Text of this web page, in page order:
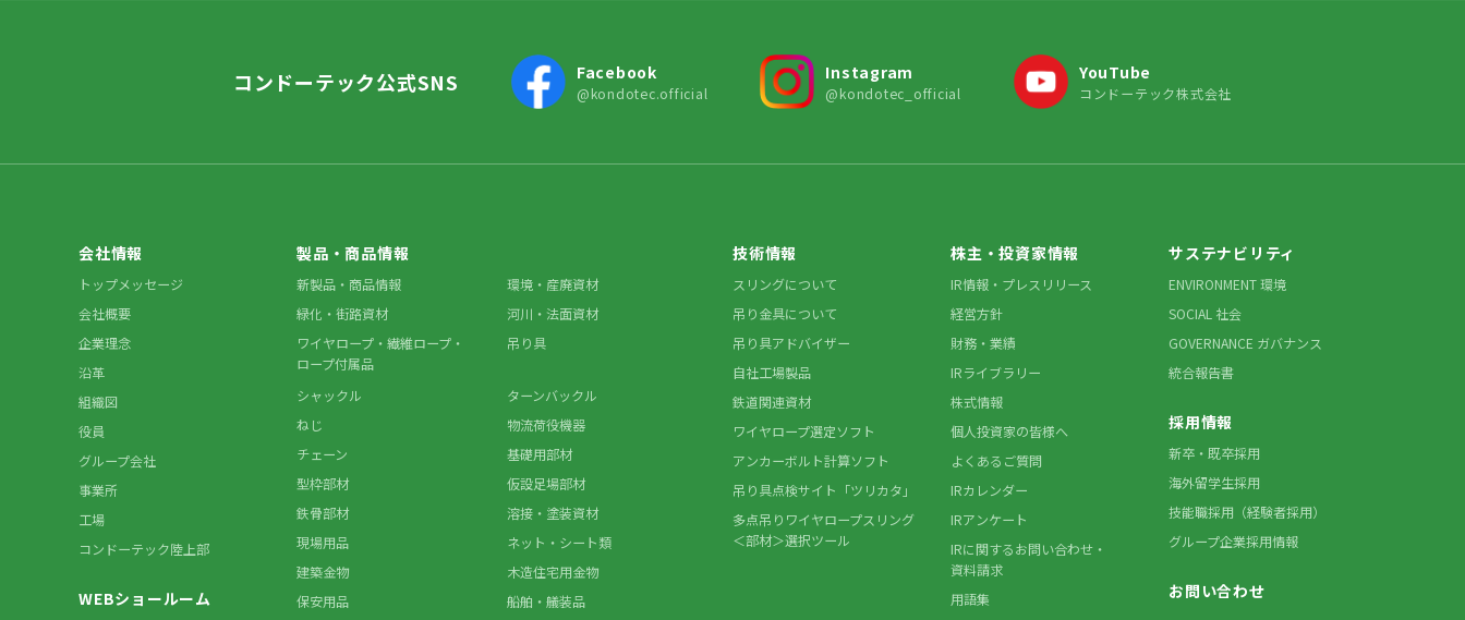
コンドーテック公式SNS Facebook
@kondotec.official
Instagram
@kondotec_official
YouTube
コンドーテック株式会社
会社情報
トップメッセージ
会社概要
企業理念
沿革
組織図
役員
グループ会社
事業所
工場
コンドーテック陸上部
WEBショールーム
製品・商品情報
新製品・商品情報
環境・産廃資材
緑化・街路資材
河川・法面資材
ワイヤロープ・繊維ロープ・
ロープ付属品
吊り具
シャックル
ターンバックル
ねじ
物流荷役機器
チェーン
基礎用部材
型枠部材
仮設足場部材
鉄骨部材
溶接・塗装資材
現場用品
ネット・シート類
建築金物
木造住宅用金物
保安用品
船舶・艤装品
技術情報
スリングについて
吊り金具について
吊り具アドバイザー
自社工場製品
鉄道関連資材
ワイヤロープ選定ソフト
アンカーボルト計算ソフト
吊り具点検サイト「ツリカタ」
多点吊りワイヤロープスリング
＜部材＞選択ツール
株主・投資家情報
IR情報・プレスリリース
経営方針
財務・業績
IRライブラリー
株式情報
個人投資家の皆様へ
よくあるご質問
IRカレンダー
IRアンケート
IRに関するお問い合わせ・
資料請求
用語集
サステナビリティ
ENVIRONMENT 環境
SOCIAL 社会
GOVERNANCE ガバナンス
統合報告書
採用情報
新卒・既卒採用
海外留学生採用
技能職採用（経験者採用）
グループ企業採用情報
お問い合わせ